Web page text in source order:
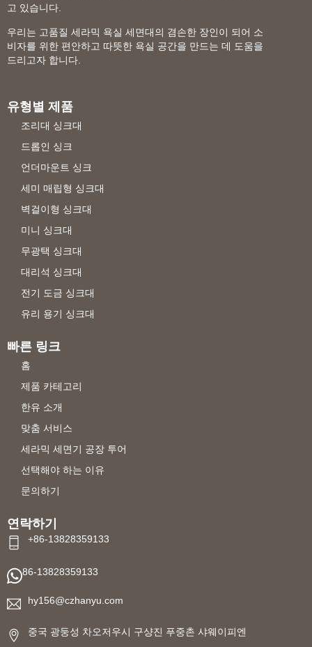
고 있습니다.
우리는 고품질 세라믹 욕실 세면대의 겸손한 장인이 되어 소
비자를 위한 편안하고 따뜻한 욕실 공간을 만드는 데 도움을
드리고자 합니다.
유형별 제품
조리대 싱크대
드롭인 싱크
언더마운트 싱크
세미 매립형 싱크대
벽걸이형 싱크대
미니 싱크대
무광택 싱크대
대리석 싱크대
전기 도금 싱크대
유리 용기 싱크대
빠른 링크
홈
제품 카테고리
한유 소개
맞춤 서비스
세라믹 세면기 공장 투어
선택해야 하는 이유
문의하기
연락하기
+86-13828359133
86-13828359133
hy156@czhanyu.com
중국 광둥성 차오저우시 구샹진 푸중촌 샤웨이피엔